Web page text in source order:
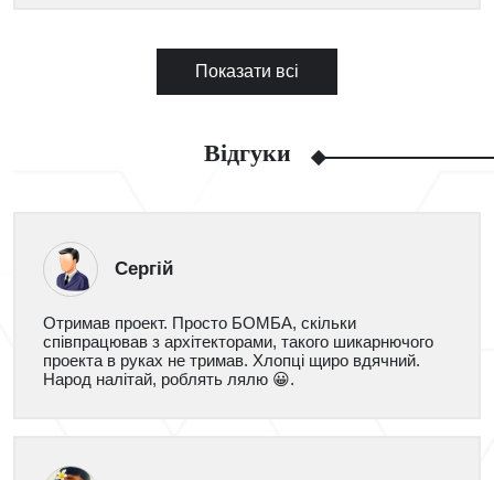
Показати всі
Відгуки
Сергій
Отримав проект. Просто БОМБА, скільки
співпрацював з архітекторами, такого шикарнючого
проекта в руках не тримав. Хлопці щиро вдячний.
Народ налітай, роблять лялю 😀.